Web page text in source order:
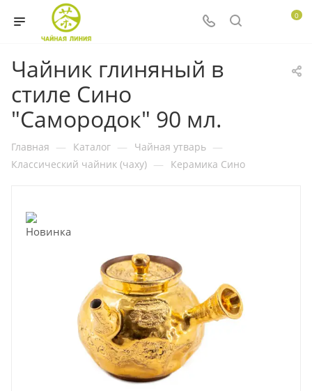
0
Чайник глиняный в
стиле Сино
"Самородок" 90 мл.
Главная — Каталог — Чайная утварь —
Классический чайник (чаху) — Керамика Сино